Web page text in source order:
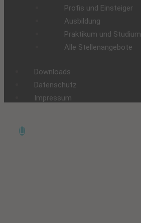
Profis und Einsteiger
Ausbildung
Praktikum und Studium
Alle Stellenangebote
Downloads
Datenschutz
Impressum